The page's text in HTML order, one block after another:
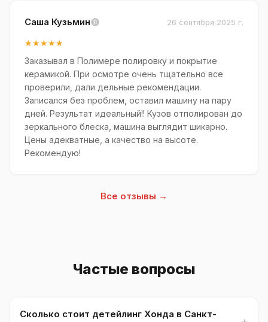
Саша Кузьмин 26 сентября 2025 г.
★★★★★
Заказывал в Полимере полировку и покрытие
керамикой. При осмотре очень тщательно все
проверили, дали дельные рекомендации.
Записался без проблем, оставил машину на пару
дней. Результат идеальный!! Кузов отполирован до
зеркального блеска, машина выглядит шикарно.
Цены адекватные, а качество на высоте.
Рекомендую!
Все отзывы →
Частые вопросы
Сколько стоит детейлинг Хонда в Санкт-